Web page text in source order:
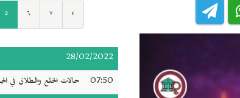
٥ ٦ ٧ ›
28/02/2022
07:50 حالات الخلع والطلاق في